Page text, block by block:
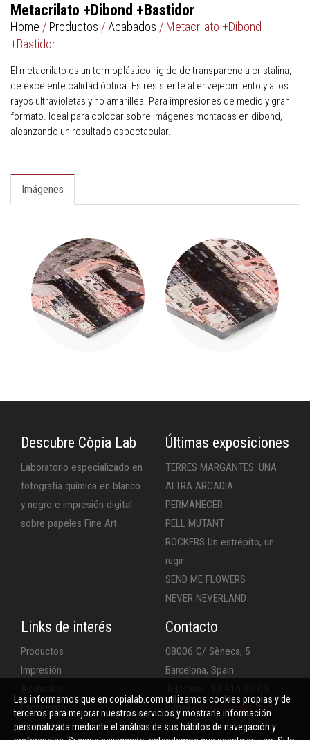
Metacrilato +Dibond +Bastidor
Home / Productos / Acabados / Metacrilato +Dibond
+Bastidor
El metacrilato es un termoplástico rígido de transparencia cristalina,
de excelente calidad óptica. Es resistente al envejecimiento y a los
rayos ultravioletas y no amarillea. Para impresiones de medio y gran
formato. Ideal para colocar sobre imágenes montadas en dibond,
alcanzando un resultado espectacular.
Imágenes
Descubre Còpia Lab
Laboratorio especializado en
fotografía química en blanco
y negro e impresión digital
sobre papeles Fine Art.
Últimas exposiciones
TERRES MARGANTES. UNA
ALTRA ARCADIA
PERMANECER
PELL MUTANT
ROCKERS Un estrépito, un
rugir
SEND ME FLOWERS
NEVER NEVERLAND
Links de interés
Productos
Impresión
Contactar
Contacto
08006 C/ Sèneca, 5
Barcelona, Spain
lab@copialab.com
Les informamos que en copialab.com utilizamos cookies propias y de
terceros para mejorar nuestros servicios y mostrarle información
personalizada mediante el análisis de sus hábitos de navegación y